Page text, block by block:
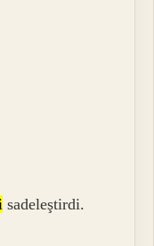
sadeleştirdi.